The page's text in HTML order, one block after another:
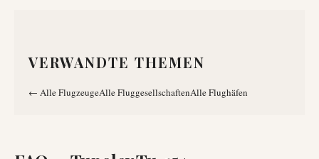
VERWANDTE THEMEN
← Alle FlugzeugeAlle FluggesellschaftenAlle Flughäfen